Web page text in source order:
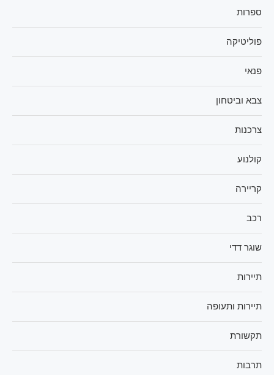
ספרות
פוליטיקה
פנאי
צבא וביטחון
צרכנות
קולנוע
קריירה
רכב
שוגר דדי
תיירות
תיירות ותעופה
תקשורת
תרבות